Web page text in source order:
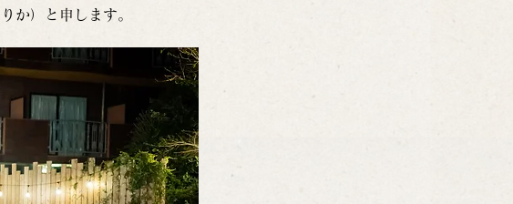
か）と申します。